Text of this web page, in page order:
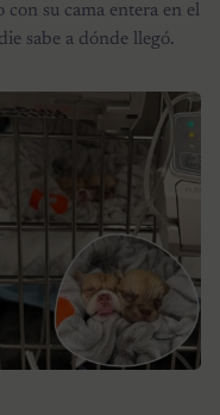
su cama entera en el
sabe a dónde llegó.